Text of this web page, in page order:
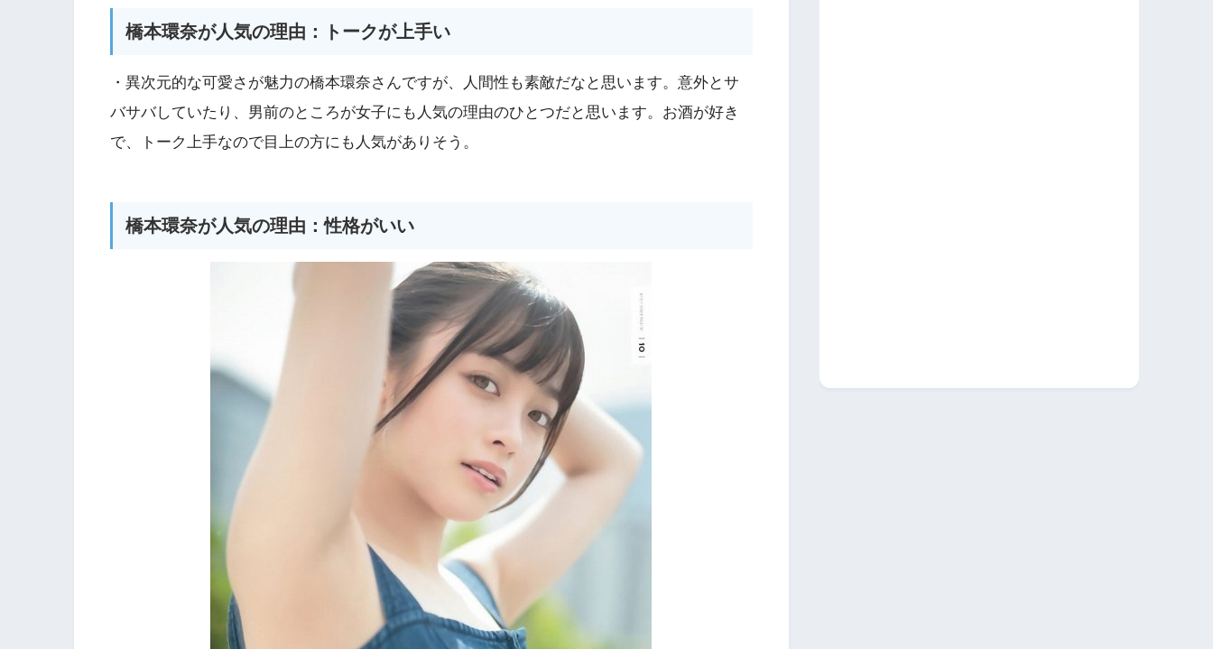
橋本環奈が人気の理由：トークが上手い
・異次元的な可愛さが魅力の橋本環奈さんですが、人間性も素敵だなと思います。意外とサ
バサバしていたり、男前のところが女子にも人気の理由のひとつだと思います。お酒が好き
で、トーク上手なので目上の方にも人気がありそう。
橋本環奈が人気の理由：性格がいい